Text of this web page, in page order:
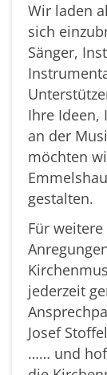
Wir laden
sich
Sänger,
Ihre Ideen,
an der
möchten
gestalten.
Für
jederzeit
Josef Stoffel
…… und